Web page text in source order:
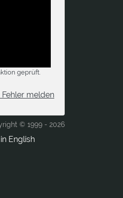
geprüft.
melden
© 1999 - 2026
English